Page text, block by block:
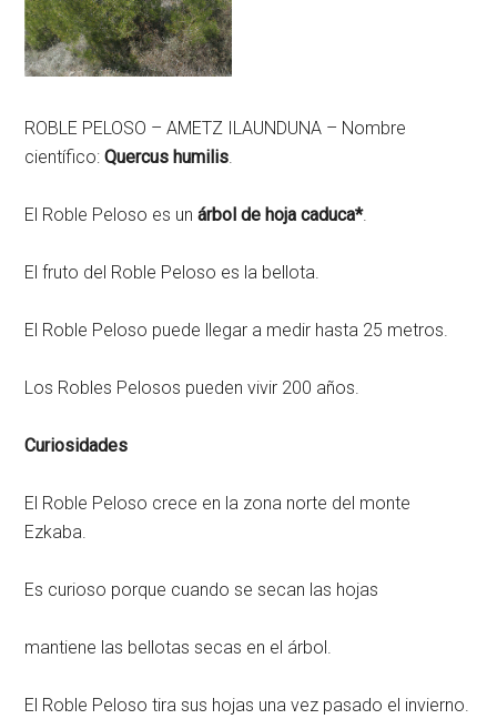
ROBLE PELOSO – AMETZ ILAUNDUNA – Nombre
científico:Quercus humilis.
El Roble Peloso es unárbol de hoja caduca*.
El fruto del Roble Peloso es la bellota.
El Roble Peloso puede llegar a medir hasta 25 metros.
Los Robles Pelosos pueden vivir 200 años.
Curiosidades
El Roble Peloso crece en la zona norte del monte
Ezkaba.
Es curioso porque cuando se secan las hojas
mantiene las bellotas secas en el árbol.
El Roble Peloso tira sus hojas una vez pasado el invierno.